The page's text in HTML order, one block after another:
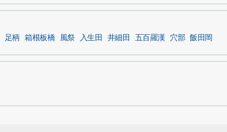
足柄 箱根板橋 風祭 入生田 井細田 五百羅漢 穴部 飯田岡